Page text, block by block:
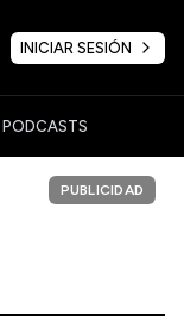
INICIAR SESIÓN
PODCASTS
PUBLICIDAD